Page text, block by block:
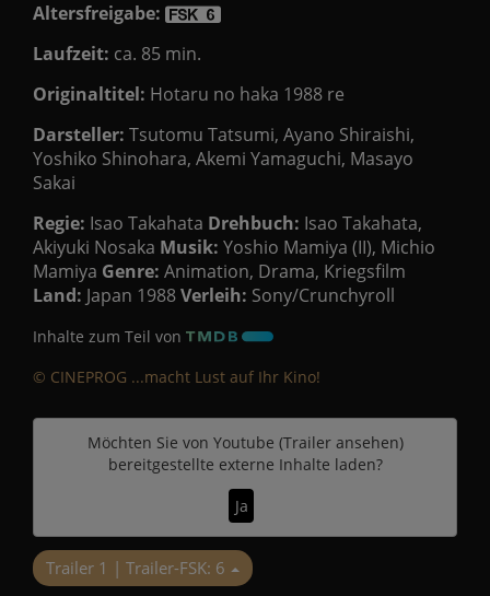
Altersfreigabe:
Laufzeit: ca. 85 min.
Originaltitel: Hotaru no haka 1988 re
Darsteller: Tsutomu Tatsumi, Ayano Shiraishi,
Yoshiko Shinohara, Akemi Yamaguchi, Masayo
Sakai
Regie: Isao Takahata Drehbuch: Isao Takahata,
Akiyuki Nosaka Musik: Yoshio Mamiya (II), Michio
Mamiya Genre: Animation, Drama, Kriegsfilm
Land: Japan 1988Verleih: Sony/Crunchyroll
Inhalte zum Teil von
© CINEPROG ...macht Lust auf Ihr Kino!
Möchten Sie von Youtube (Trailer ansehen)
bereitgestellte externe Inhalte laden?
Ja
Trailer 1 | Trailer-FSK: 6